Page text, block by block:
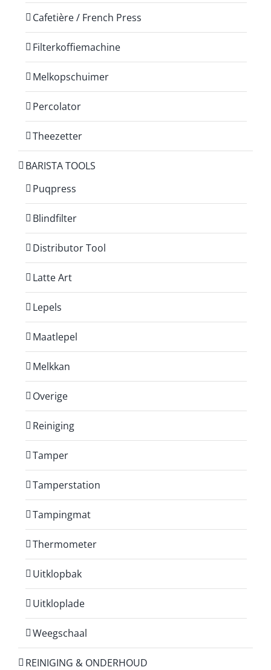
Cafetière / French Press
Filterkoffiemachine
Melkopschuimer
Percolator
Theezetter
BARISTA TOOLS
Puqpress
Blindfilter
Distributor Tool
Latte Art
Lepels
Maatlepel
Melkkan
Overige
Reiniging
Tamper
Tamperstation
Tampingmat
Thermometer
Uitklopbak
Uitkloplade
Weegschaal
REINIGING & ONDERHOUD